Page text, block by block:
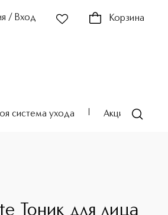
/ Вход Корзина
система ухода Акции
Тоник для лица